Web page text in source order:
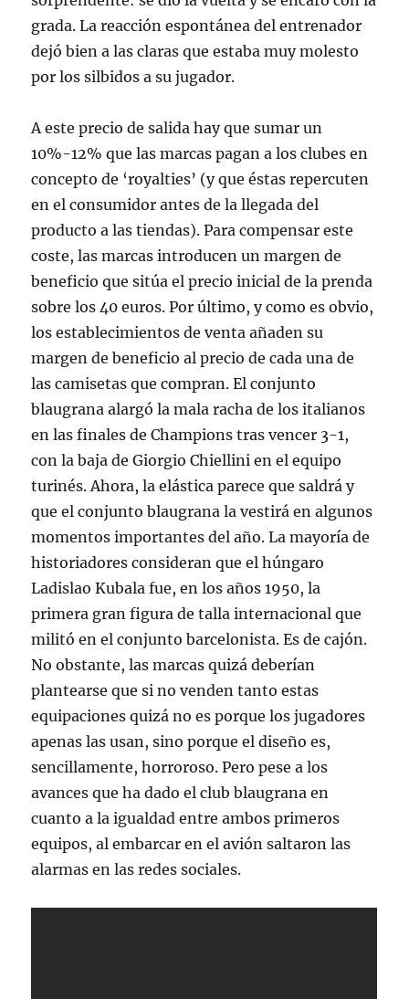
grada. La reacción espontánea del entrenador
dejó bien a las claras que estaba muy molesto
por los silbidos a su jugador.
A este precio de salida hay que sumar un
10%-12% que las marcas pagan a los clubes en
concepto de ‘royalties’ (y que éstas repercuten
en el consumidor antes de la llegada del
producto a las tiendas). Para compensar este
coste, las marcas introducen un margen de
beneficio que sitúa el precio inicial de la prenda
sobre los 40 euros. Por último, y como es obvio,
los establecimientos de venta añaden su
margen de beneficio al precio de cada una de
las camisetas que compran. El conjunto
blaugrana alargó la mala racha de los italianos
en las finales de Champions tras vencer 3-1,
con la baja de Giorgio Chiellini en el equipo
turinés. Ahora, la elástica parece que saldrá y
que el conjunto blaugrana la vestirá en algunos
momentos importantes del año. La mayoría de
historiadores consideran que el húngaro
Ladislao Kubala fue, en los años 1950, la
primera gran figura de talla internacional que
militó en el conjunto barcelonista. Es de cajón.
No obstante, las marcas quizá deberían
plantearse que si no venden tanto estas
equipaciones quizá no es porque los jugadores
apenas las usan, sino porque el diseño es,
sencillamente, horroroso. Pero pese a los
avances que ha dado el club blaugrana en
cuanto a la igualdad entre ambos primeros
equipos, al embarcar en el avión saltaron las
alarmas en las redes sociales.